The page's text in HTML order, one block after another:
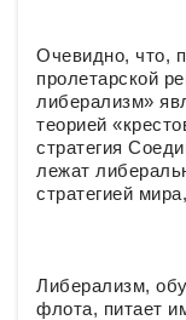
Очевидно, что,
пролетарской
либерализм»
теорией
стратегия
лежат
стратегией
Либерализм,
флота, питает